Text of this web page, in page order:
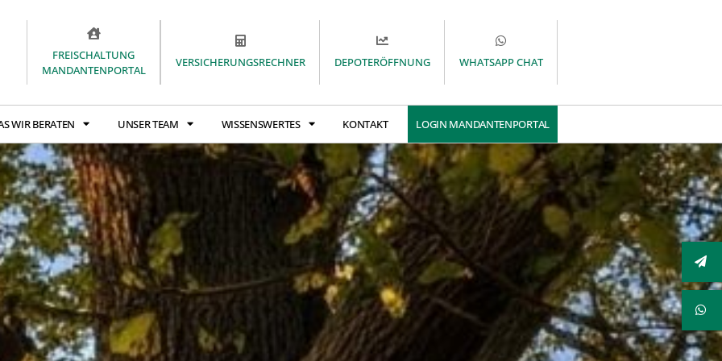
FREISCHALTUNG
MANDANTENPORTAL
VERSICHERUNGSRECHNER DEPOTERÖFFNUNG WHATSAPP CHAT
WIR BERATEN UNSER TEAM WISSENSWERTES KONTAKT LOGIN MANDANTENPORTAL